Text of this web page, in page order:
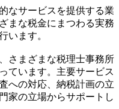
なサービスを提供する業
まな税金にまつわる実務
います。
さまざまな税理士事務所
ています。主要サービス
への対応、納税計画の立
家の立場からサポートし